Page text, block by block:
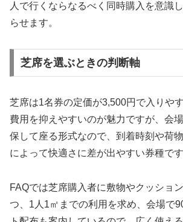
人で行くならなるべく同時購入を意識
らせます。
芝席を選ぶときの判断軸
芝席は1名券の定価が3,500円で入りや
費用を抑えやすいのが魅力ですが、会
保して座る形式なので、到着時刻や荷
によって快適さに差が出やすい券種です
FAQでは芝席購入者に敷物やクッショ
つ、1人1㎡までの利用を求め、会場で